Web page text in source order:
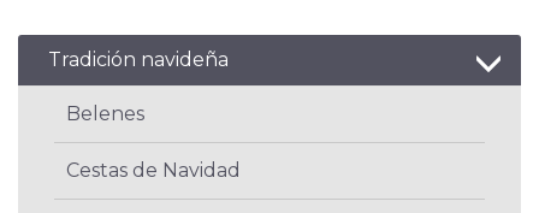
Tradición navideña
Belenes
Cestas de Navidad